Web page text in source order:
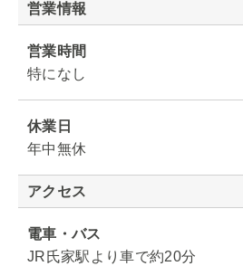
営業情報
営業時間
特になし
休業日
年中無休
アクセス
電車・バス
JR氏家駅より車で約20分